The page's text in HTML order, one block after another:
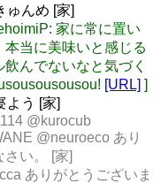
ゅんめ [家]
家に常に置い
当に美味いと感じる
んでないなと気づく
[URL] ]
よう [家]
@kurocub
@neuroeco あり
い。 [家]
ありがとうございま